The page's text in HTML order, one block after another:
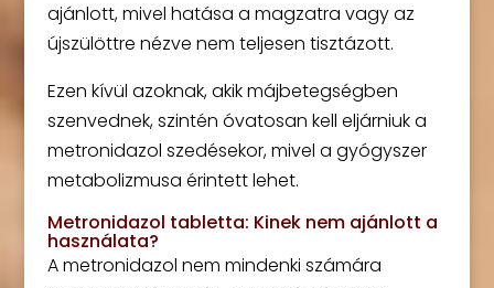
ajánlott, mivel hatása a magzatra vagy az
újszülöttre nézve nem teljesen tisztázott.
Ezen kívül azoknak, akik májbetegségben
szenvednek, szintén óvatosan kell eljárniuk a
metronidazol szedésekor, mivel a gyógyszer
metabolizmusa érintett lehet.
Metronidazol tabletta: Kinek nem ajánlott a
használata?
A metronidazol nem mindenki számára